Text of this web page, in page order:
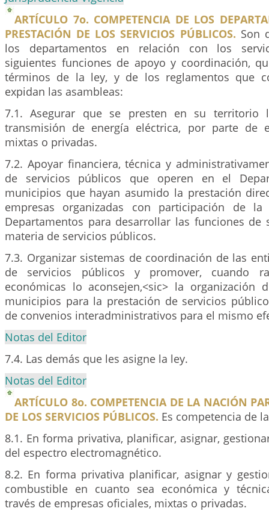
ARTÍCULO 7o. COMPETENCIA DE LOS
PRESTACIÓN DE LOS SERVICIOS PÚBLICOS. Son
los departamentos en relación con los
siguientes funciones de apoyo y coordinación,
términos de la ley, y de los reglamentos que
expidan las asambleas:
7.1. Asegurar que se presten en su territorio
transmisión de energía eléctrica, por parte de
mixtas o privadas.
7.2. Apoyar financiera, técnica y
de servicios públicos que operen en el
municipios que hayan asumido la prestación
empresas organizadas con participación de
Departamentos para desarrollar las funciones de
materia de servicios públicos.
7.3. Organizar sistemas de coordinación de las
de servicios públicos y promover, cuando
económicas lo aconsejen,<sic> la organización
municipios para la prestación de servicios
de convenios interadministrativos para el mismo
Notas del Editor
7.4. Las demás que les asigne la ley.
Notas del Editor
ARTÍCULO 8o. COMPETENCIA DE LA NACIÓN
DE LOS SERVICIOS PÚBLICOS. Es competencia de
8.1. En forma privativa, planificar, asignar,
del espectro electromagnético.
8.2. En forma privativa planificar, asignar y
combustible en cuanto sea económica y
través de empresas oficiales, mixtas o privadas.